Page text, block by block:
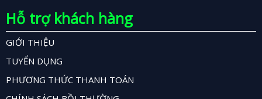
Hỗ trợ khách hàng
GIỚI THIỆU
TUYỂN DỤNG
PHƯƠNG THỨC THANH TOÁN